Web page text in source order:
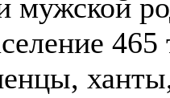
мужской